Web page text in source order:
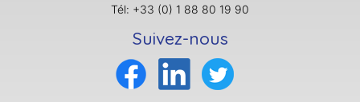
Tél: +33 (0) 1 88 80 19 90
Suivez-nous